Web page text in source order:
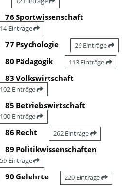
76 Sportwissenschaft
14 Einträge
77 Psychologie 26 Einträge
80 Pädagogik 113 Einträge
83 Volkswirtschaft
102 Einträge
85 Betriebswirtschaft
100 Einträge
86 Recht 262 Einträge
89 Politikwissenschaften
59 Einträge
90 Gelehrte 220 Einträge